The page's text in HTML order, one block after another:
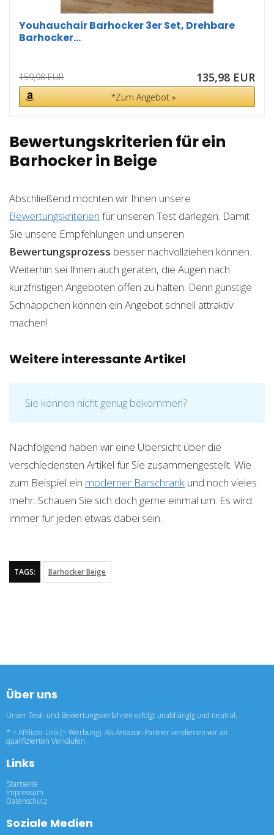
Youhauchair Barhocker 3er Set, Drehbare
Barhocker...
159,98 EUR 135,98 EUR
*Zum Angebot »
Bewertungskriterien für ein
Barhocker in Beige
Abschließend möchten wir Ihnen unsere
Bewertungskriterien für unseren Test darlegen. Damit
Sie unsere Empfehlungen und unseren
Bewertungsprozess besser nachvollziehen können.
Weiterhin sei Ihnen auch geraten, die Augen nach
kurzfristigen Angeboten offen zu halten. Denn günstige
Schnäppchen können ein Angebot schnell attraktiv
machen!
Weitere interessante Artikel
Sie können nicht genug bekommen?
Nachfolgend haben wir eine Übersicht über die
verschiedensten Artikel für Sie zusammengestellt. Wie
zum Beispiel ein moderner Barschrank und noch vieles
mehr. Schauen Sie sich doch gerne einmal um. Es wird
immer für jeden etwas dabei sein.
TAGS: Barhocker Beige
Über uns
Unser Test- und Bewertungsverfahren erfolgt unabhängig und neutral.
* = Affiliate-Link (= Werbung). Als Amazon-Partner verdienen wir an
qualifizierten Verkäufen.
Links
Startseite
Impressum
Datenschutz
Soziale Medien